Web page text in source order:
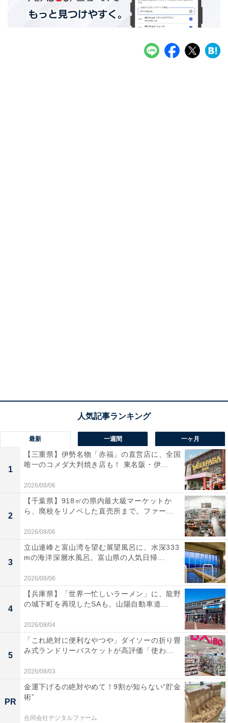
最新 一週間 一ヶ月
1
【三重県】伊勢名物「赤福」の直営店に、全国
唯一のコメダ大判焼き店も！ 東名阪・伊...
2026/08/06
2
【千葉県】918㎡の県内最大級マーケットか
ら、廃校をリノベした直売所まで。ファー...
2026/08/06
3
立山連峰と富山湾を望む展望風呂に、水深333
mの海洋深層水風呂。富山県の人気日帰...
2026/08/06
4
【兵庫県】「世界一忙しいラーメン」に、龍野
の城下町を再現したSAも。山陽自動車道...
2026/08/04
5
「これ絶対に便利なやつや」ダイソーの折り畳
み式ランドリーバスケットが高評価「使わ...
2026/08/03
PR
金運下げるの絶対やめて！9割が知らない“貯金
術”
合同会社デジタルファーム